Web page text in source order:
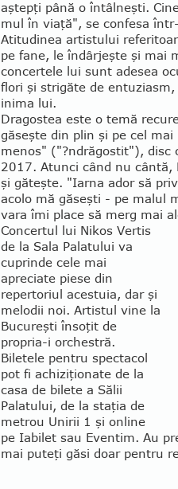
aş­tepţi până o întâl­neşti.
mul în viaţă", se con­fesa
Atitudinea artistu­lui
pe fane, le în­dârjeşte şi mai
con­cer­tele lui sunt adesea
flori şi strigăte de entuziasm,
inima lui.
Dragostea este o te­mă
găseşte din plin şi pe cel
menos" ("?ndră­gos­tit"), disc
2017. Atunci când nu cântă,
şi găteşte. "Iarna ador să
acolo mă găseşti - pe malul
vara îmi place să merg mai
Concertul lui Nikos Vertis
de la Sala Palatului va
cuprinde cele mai
apreciate piese din
repertoriul acestuia, dar şi
melodii noi. Artistul vine la
Bucu­reşti însoţit de
propria-i orchestră.
Biletele pentru spectacol
pot fi achiziţionate de la
casa de bilete a Sălii
Palatului, de la staţia de
metrou Unirii 1 şi online
pe Iabilet sau Eventim. Au
mai pu­teţi găsi doar pentru